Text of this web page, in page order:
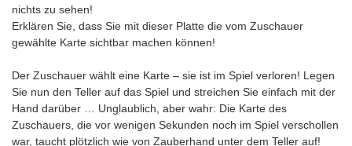
nichts zu sehen!
Erklären Sie, dass Sie mit dieser Platte die vom Zuschauer
gewählte Karte sichtbar machen können!
Der Zuschauer wählt eine Karte – sie ist im Spiel verloren! Legen
Sie nun den Teller auf das Spiel und streichen Sie einfach mit der
Hand darüber … Unglaublich, aber wahr: Die Karte des
Zuschauers, die vor wenigen Sekunden noch im Spiel verschollen
war, taucht plötzlich wie von Zauberhand unter dem Teller auf!